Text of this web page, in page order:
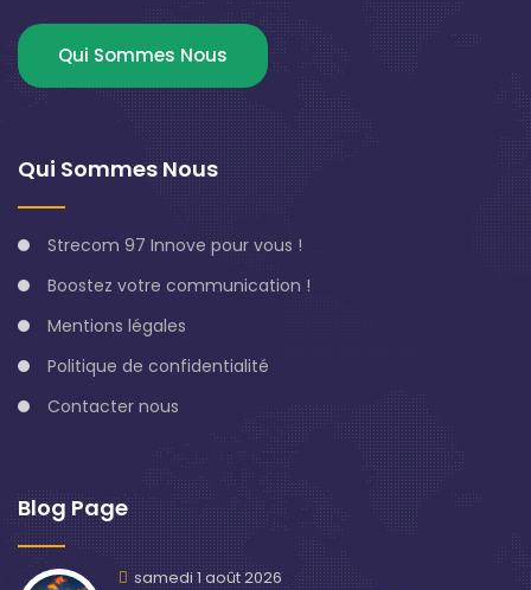
Qui Sommes Nous
Qui Sommes Nous
Strecom 97 Innove pour vous !
Boostez votre communication !
Mentions légales
Politique de confidentialité
Contacter nous
Blog Page
samedi 1 août 2026